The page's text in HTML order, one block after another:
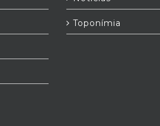
Toponímia